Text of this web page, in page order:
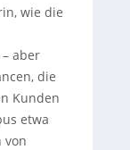
wie die
aber
die
Kunden
etwa
von